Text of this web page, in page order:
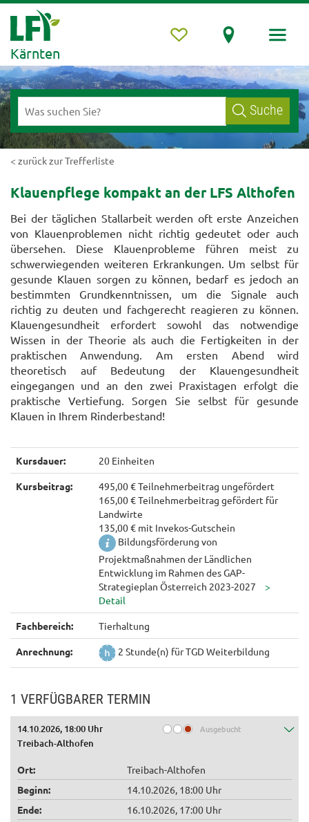
Kärnten
Suche
< zurück zur Trefferliste
Klauenpflege kompakt an der LFS Althofen
Bei der täglichen Stallarbeit werden oft erste Anzeichen
von Klauenproblemen nicht richtig gedeutet oder auch
übersehen. Diese Klauenprobleme führen meist zu
schwerwiegenden weiteren Erkrankungen. Um selbst für
gesunde Klauen sorgen zu können, bedarf es jedoch an
bestimmten Grundkenntnissen, um die Signale auch
richtig zu deuten und fachgerecht reagieren zu können.
Klauengesundheit erfordert sowohl das notwendige
Wissen in der Theorie als auch die Fertigkeiten in der
praktischen Anwendung. Am ersten Abend wird
theoretisch auf Bedeutung der Klauengesundheit
eingegangen und an den zwei Praxistagen erfolgt die
praktische Vertiefung. Sorgen Sie selbst für gesunde
Klauen in Ihrem Rinderbestand!
Kursdauer: 20 Einheiten
Kursbeitrag:
495,00 € Teilnehmerbeitrag ungefördert
165,00 € Teilnehmerbeitrag gefördert für
Landwirte
135,00 € mit Invekos-Gutschein
Bildungsförderung von
Projektmaßnahmen der Ländlichen
Entwicklung im Rahmen des GAP-
Strategieplan Österreich 2023-2027
Fachbereich: Tierhaltung
Anrechnung: 2 Stunde(n) für TGD Weiterbildung
1 VERFÜGBARER TERMIN
14.10.2026, 18:00 Uhr Ausgebucht
Treibach-Althofen
Ort:
Treibach-Althofen
Beginn:
14.10.2026, 18:00 Uhr
Ende:
16.10.2026, 17:00 Uhr